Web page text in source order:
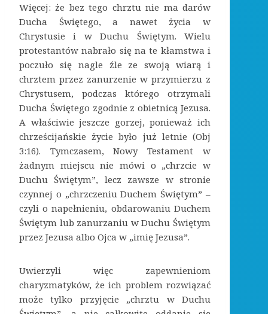
Więcej: że bez tego chrztu nie ma darów
Ducha Świętego, a nawet życia w
Chrystusie i w Duchu Świętym. Wielu
protestantów nabrało się na te kłamstwa i
poczuło się nagle źle ze swoją wiarą i
chrztem przez zanurzenie w przymierzu z
Chrystusem, podczas którego otrzymali
Ducha Świętego zgodnie z obietnicą Jezusa.
A właściwie jeszcze gorzej, ponieważ ich
chrześcijańskie życie było już letnie (Obj
3:16). Tymczasem, Nowy Testament w
żadnym miejscu nie mówi o „chrzcie w
Duchu Świętym”, lecz zawsze w stronie
czynnej o „chrzczeniu Duchem Świętym” –
czyli o napełnieniu, obdarowaniu Duchem
Świętym lub zanurzaniu w Duchu Świętym
przez Jezusa albo Ojca w „imię Jezusa”.
Uwierzyli więc zapewnieniom
charyzmatyków, że ich problem rozwiązać
może tylko przyjęcie „chrztu w Duchu